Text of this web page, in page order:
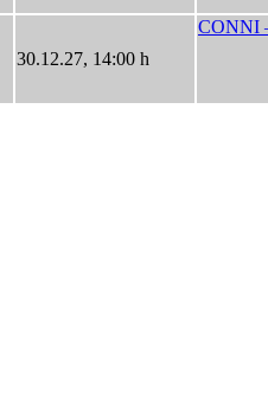
30.12.27, 14:00 h
CONNI